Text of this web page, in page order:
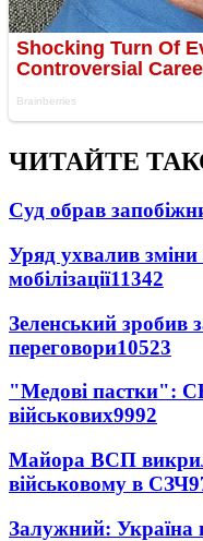
ЧИТАЙТЕ
Суд обрав
Уряд ухвалив зміни
мобілізації11342
Зеленський зробив
переговори10523
"Медові пастки":
військових9992
Майора ВСП
військовому в СЗЧ
Залужний: Україна